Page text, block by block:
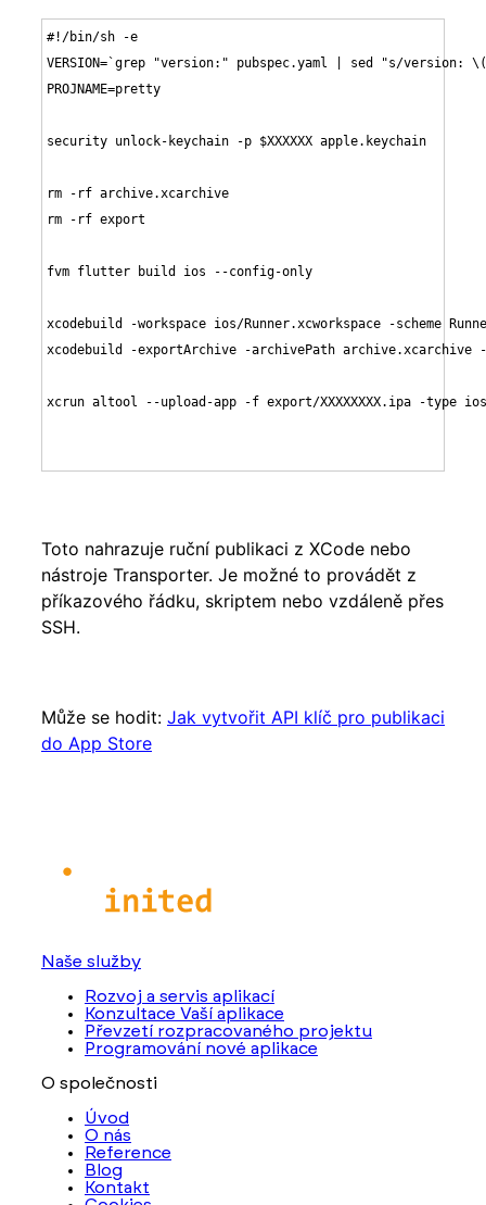
#!/bin/sh -e
VERSION=`grep "version:" pubspec.yaml | sed "s/
PROJNAME=pretty
security unlock-keychain -p $XXXXXX apple.keychain
rm -rf archive.xcarchive
rm -rf export
fvm flutter build ios --config-only
xcodebuild -workspace ios/Runner.xcworkspace -scheme
xcodebuild -exportArchive -archivePath
xcrun altool --upload-app -f export/XXXXXXXX.ipa -type ios
Toto nahrazuje ruční publikaci z XCode nebo
nástroje Transporter. Je možné to provádět z
příkazového řádku, skriptem nebo vzdáleně přes
SSH.
Může se hodit: Jak vytvořit API klíč pro publikaci
do App Store
Naše služby
Rozvoj a servis aplikací
Konzultace Vaší aplikace
Převzetí rozpracovaného projektu
Programování nové aplikace
O společnosti
Úvod
O nás
Reference
Blog
Kontakt